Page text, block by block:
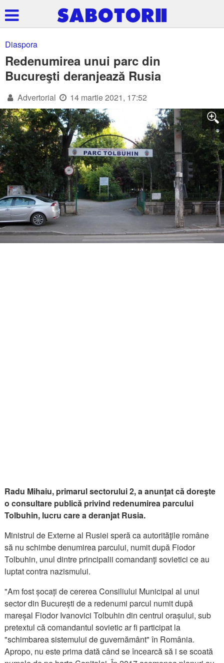
Diaspora
Redenumirea unui parc din
Bucureşti deranjează Rusia
Advertorial 14 martie 2021, 17:52
Radu Mihaiu, primarul sectorului 2, a anunţat că doreşte
o consultare publică privind redenumirea parcului
Tolbuhin, lucru care a deranjat Rusia.
Ministrul de Externe al Rusiei speră ca autorităţile române
să nu schimbe denumirea parcului, numit după Fiodor
Tolbuhin, unul dintre principalii comandanţi sovietici ce au
luptat contra nazismului.
"Am fost șocați de cererea Consiliului Municipal al unui
sector din București de a redenumi parcul numit după
mareșal Fiodor Ivanovici Tolbuhin din centrul orașului, sub
pretextul că comandantul sovietic ar fi participat la
"schimbarea sistemului de guvernământ" în România.
Apropo, nu este prima dată când se încearcă să i se scoată